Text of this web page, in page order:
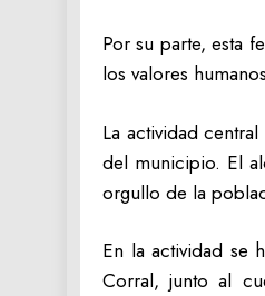
Por su parte, esta
los valores
La actividad
del municipio. El
orgullo de la
En la actividad se
Corral, junto al